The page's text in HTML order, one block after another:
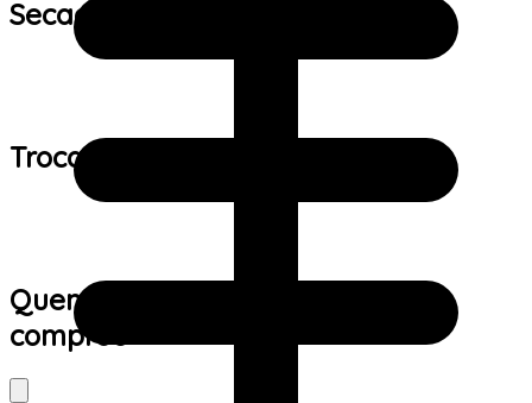
Secagem:
Trocas e devoluções:
Quem viu este produto também
comprou